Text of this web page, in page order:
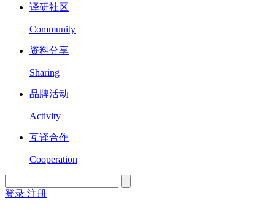
译研社区
Community
资料分享
Sharing
品牌活动
Activity
互译合作
Cooperation
登录 注册